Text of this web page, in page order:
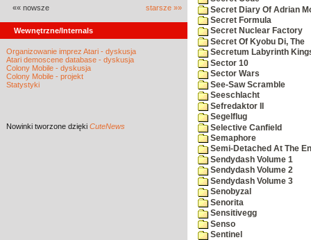
«« nowsze starsze »»
Wewnętrzne/Internals
Organizowanie imprez Atari - dyskusja
Atari demoscene database - dyskusja
Colony Mobile - dyskusja
Colony Mobile - projekt
Statystyki
Nowinki tworzone dzięki CuteNews
Secret Diary Of Adrian
Secret Formula
Secret Nuclear Factory
Secret Of Kyobu Di, The
Secretum Labyrinth
Sector 10
Sector Wars
See-Saw Scramble
Seeschlacht
Sefredaktor II
Segelflug
Selective Canfield
Semaphore
Semi-Detached At The
Sendydash Volume 1
Sendydash Volume 2
Sendydash Volume 3
Senobyzal
Senorita
Sensitivegg
Senso
Sentinel